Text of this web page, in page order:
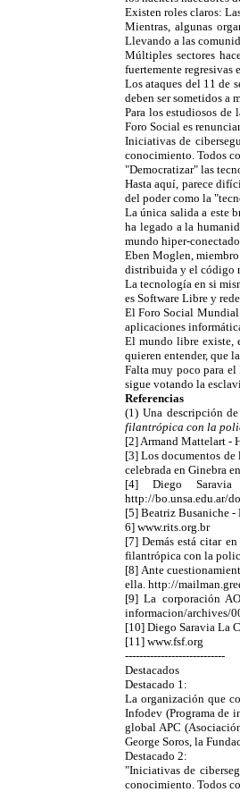
Existen roles claros:
Mientras, algunas
Llevando a las
Múltiples sectores
fuertemente
Los ataques del 11 de
deben ser sometidos a
Para los estudiosos
Foro Social es
Iniciativas de
conocimiento. Todos
"Democratizar" las
Hasta aquí, parece
del poder como la
La única salida a este
ha legado a la
mundo hiper-
Eben Moglen,
distribuida y el código
La tecnología en si
es Software Libre y
El Foro Social
aplicaciones
El mundo libre existe,
quieren entender, que
Falta muy poco para
sigue votando la
Referencias
(1) Una descripción
filantrópica con la
[2] Armand Mattelart -
[3] Los documentos
celebrada en Ginebra
[4] Diego Saravia
http://bo.unsa.edu.ar/
[5] Beatriz Busaniche
6] www.rits.org.br
[7] Demás está citar
filantrópica con la
[8] Ante
ella. http://
[9] La corporación
informacion/archives/
[10] Diego Saravia La
[11] www.fsf.org
----------------------------
Destacados
Destacado 1:
La organización que
Infodev (Programa de
global APC
George Soros, la
Destacado 2:
"Iniciativas de
conocimiento. Todos